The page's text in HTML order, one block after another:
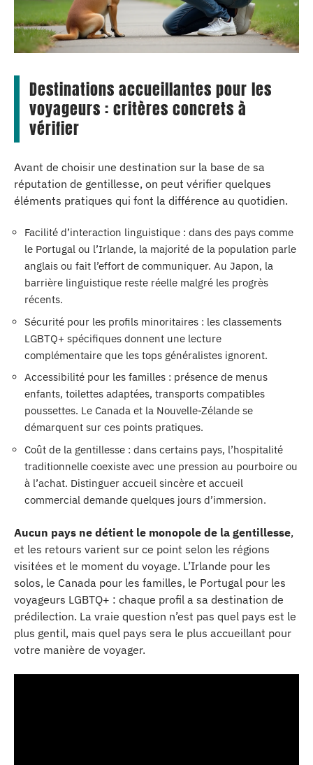
Destinations accueillantes pour les
voyageurs : critères concrets à
vérifier
Avant de choisir une destination sur la base de sa
réputation de gentillesse, on peut vérifier quelques
éléments pratiques qui font la différence au quotidien.
Facilité d’interaction linguistique : dans des pays comme
le Portugal ou l’Irlande, la majorité de la population parle
anglais ou fait l’effort de communiquer. Au Japon, la
barrière linguistique reste réelle malgré les progrès
récents.
Sécurité pour les profils minoritaires : les classements
LGBTQ+ spécifiques donnent une lecture
complémentaire que les tops généralistes ignorent.
Accessibilité pour les familles : présence de menus
enfants, toilettes adaptées, transports compatibles
poussettes. Le Canada et la Nouvelle-Zélande se
démarquent sur ces points pratiques.
Coût de la gentillesse : dans certains pays, l’hospitalité
traditionnelle coexiste avec une pression au pourboire ou
à l’achat. Distinguer accueil sincère et accueil
commercial demande quelques jours d’immersion.
Aucun pays ne détient le monopole de la gentillesse,
et les retours varient sur ce point selon les régions
visitées et le moment du voyage. L’Irlande pour les
solos, le Canada pour les familles, le Portugal pour les
voyageurs LGBTQ+ : chaque profil a sa destination de
prédilection. La vraie question n’est pas quel pays est le
plus gentil, mais quel pays sera le plus accueillant pour
votre manière de voyager.